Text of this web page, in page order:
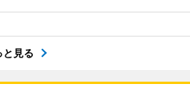
と見る